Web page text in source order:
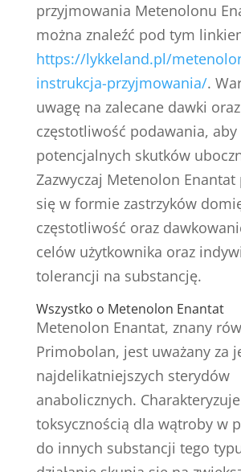
przyjmowania Metenolonu
można znaleźć pod tym
https://lykkeland.pl/
instrukcja-przyjmowania/.
uwagę na zalecane dawki oraz
częstotliwość podawania,
potencjalnych skutków
Zazwyczaj Metenolon
się w formie zastrzyków
częstotliwość oraz
celów użytkownika oraz
tolerancji na substancję.
Wszystko o Metenolon Enantat
Metenolon Enantat, znany
Primobolan, jest uważany za
najdelikatniejszych sterydów
anabolicznych.
toksycznością dla wątroby w
do innych substancji tego